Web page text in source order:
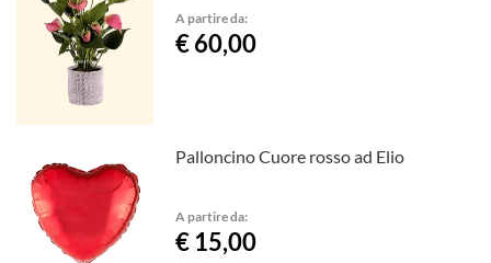
A partire da:
€ 60,00
Palloncino Cuore rosso ad Elio
A partire da:
€ 15,00